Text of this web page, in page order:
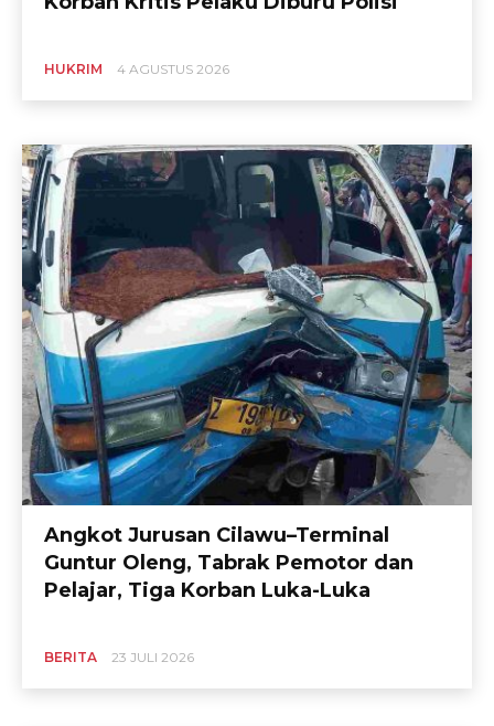
HUKRIM 4 AGUSTUS 2026
Angkot Jurusan Cilawu–Terminal
Guntur Oleng, Tabrak Pemotor dan
Pelajar, Tiga Korban Luka-Luka
BERITA 23 JULI 2026